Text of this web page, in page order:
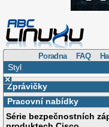
Poradna FAQ
Styl
×
Zprávičky
Pracovní nabídky
Série bezpečnostních